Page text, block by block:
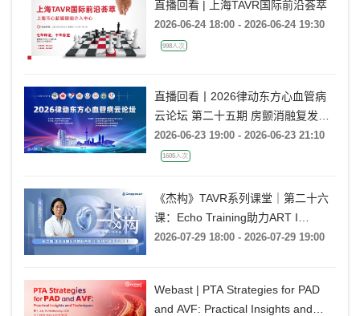
直播回看 | 上海TAVR国际前沿荟萃
2026-06-24 18:00 - 2026-06-24 19:30
998人次
直播回看丨2026律动东方心血管病
云论坛 第二十五期 房颤消融复发后
的处理策略
2026-06-23 19:00 - 2026-06-23 21:10
1605人次
《杰构》TAVR系列课堂｜第二十六
课：Echo Training助力ART I
Rebecca T. Hahn教授《第二期-主动
2026-07-29 18:00 - 2026-07-29 19:00
Webast | PTA Strategies for PAD
and AVF: Practical Insights and